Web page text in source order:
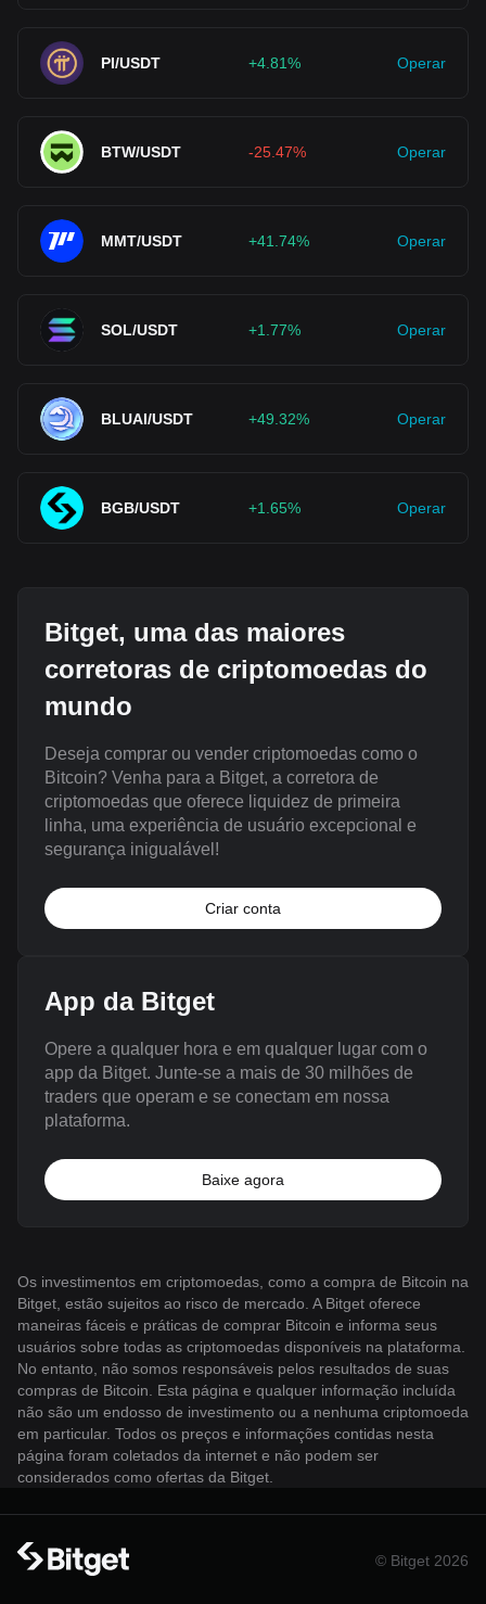
PI/USDT +4.81% Operar
BTW/USDT -25.47% Operar
MMT/USDT +41.74% Operar
SOL/USDT +1.77% Operar
BLUAI/USDT +49.32% Operar
BGB/USDT +1.65% Operar
Bitget, uma das maiores
corretoras de criptomoedas do
mundo
Deseja comprar ou vender criptomoedas como o
Bitcoin? Venha para a Bitget, a corretora de
criptomoedas que oferece liquidez de primeira
linha, uma experiência de usuário excepcional e
segurança inigualável!
Criar conta
App da Bitget
Opere a qualquer hora e em qualquer lugar com o
app da Bitget. Junte-se a mais de 30 milhões de
traders que operam e se conectam em nossa
plataforma.
Baixe agora
Os investimentos em criptomoedas, como a compra de Bitcoin na
Bitget, estão sujeitos ao risco de mercado. A Bitget oferece
maneiras fáceis e práticas de comprar Bitcoin e informa seus
usuários sobre todas as criptomoedas disponíveis na plataforma.
No entanto, não somos responsáveis ​​pelos resultados de suas
compras de Bitcoin. Esta página e qualquer informação incluída
não são um endosso de investimento ou a nenhuma criptomoeda
em particular. Todos os preços e informações contidas nesta
página foram coletados da internet e não podem ser
considerados como ofertas da Bitget.
© Bitget 2026